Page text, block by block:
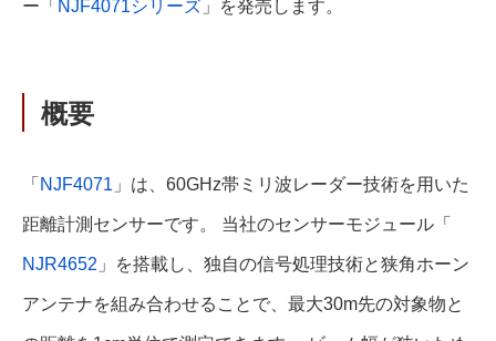
ー「 NJF4071シリーズ 」を発売します。
概要
「 NJF4071 」は、60GHz帯ミリ波レーダー技術を用いた
距離計測センサーです。 当社のセンサーモジュール「
NJR4652 」を搭載し、独自の信号処理技術と狭角ホーン
アンテナを組み合わせることで、最大30m先の対象物と